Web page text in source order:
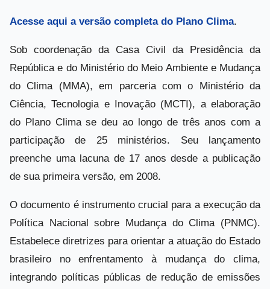
Acesse aqui a versão completa do Plano Clima.
Sob coordenação da Casa Civil da Presidência da
República e do Ministério do Meio Ambiente e Mudança
do Clima (MMA), em parceria com o Ministério da
Ciência, Tecnologia e Inovação (MCTI), a elaboração
do Plano Clima se deu ao longo de três anos com a
participação de 25 ministérios. Seu lançamento
preenche uma lacuna de 17 anos desde a publicação
de sua primeira versão, em 2008.
O documento é instrumento crucial para a execução da
Política Nacional sobre Mudança do Clima (PNMC).
Estabelece diretrizes para orientar a atuação do Estado
brasileiro no enfrentamento à mudança do clima,
integrando políticas públicas de redução de emissões